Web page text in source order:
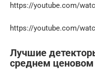
https://youtube.com/
https://youtube.com/
Лучшие
среднем ценовом